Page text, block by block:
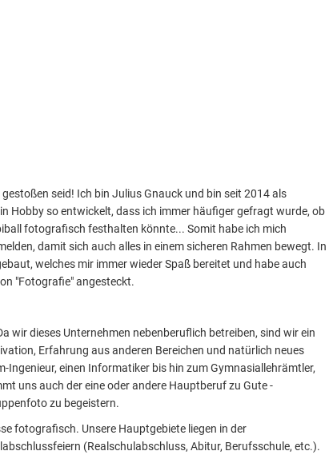
seid! Ich bin Julius Gnauck und bin seit 2014 als
Hobby so entwickelt, dass ich immer häufiger gefragt wurde, ob
fotografisch festhalten könnte... Somit habe ich mich
damit sich auch alles in einem sicheren Rahmen bewegt. In
welches mir immer wieder Spaß bereitet und habe auch
"Fotografie" angesteckt.
wir dieses Unternehmen nebenberuflich betreiben, sind wir ein
Erfahrung aus anderen Bereichen und natürlich neues
Ingenieur, einen Informatiker bis hin zum Gymnasiallehrämtler,
uns auch der eine oder andere Hauptberuf zu Gute -
zu begeistern.
fotografisch. Unsere Hauptgebiete liegen in der
(Realschulabschluss, Abitur, Berufsschule, etc.).